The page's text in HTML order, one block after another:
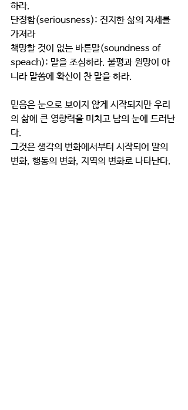
하라.
단정함(seriousness): 진지한 삶의 자세를
가져라
책망할 것이 없는 바른말(soundness of
speach): 말을 조심하라. 불평과 원망이 아
니라 말씀에 확신이 찬 말을 하라.
믿음은 눈으로 보이지 않게 시작되지만 우리
의 삶에 큰 영향력을 미치고 남의 눈에 드러난
다.
그것은 생각의 변화에서부터 시작되어 말의
변화, 행동의 변화, 지역의 변화로 나타난다.